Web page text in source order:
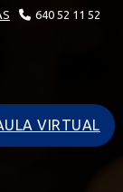
640 52 11 52
VIRTUAL